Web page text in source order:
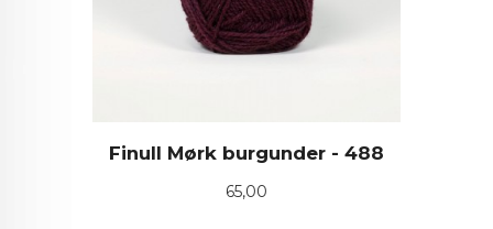
Finull Mørk burgunder - 488
Pris
65,00